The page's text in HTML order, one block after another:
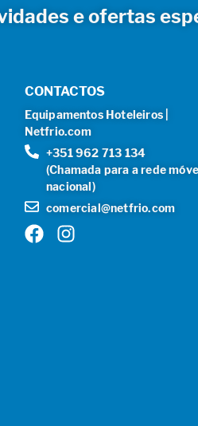
e ofertas
CONTACTOS
Equipamentos Hoteleiros |
Netfrio.com
+351 962 713 134
(Chamada para a rede
nacional)
comercial@netfrio.com